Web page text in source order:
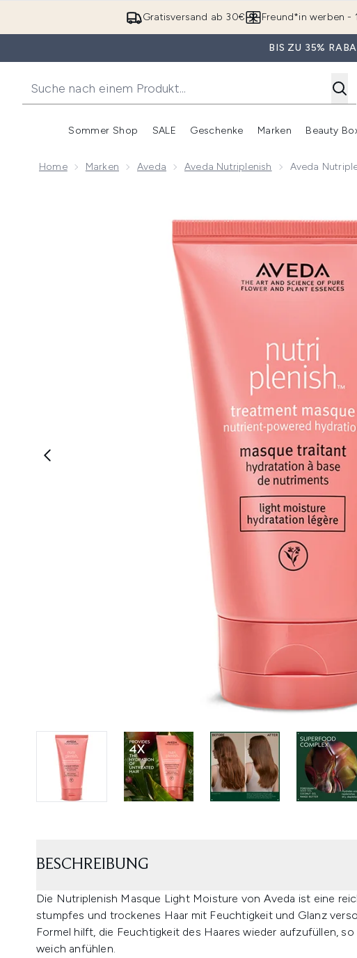
Gratisversand ab 30€ Freund*in werben -
BIS ZU 35%
Sommer Shop
Untermenü Anmelden (Sommer Shop)
SALE
Untermenü Anmelden (SALE)
Geschenke Marken Beauty
Home Marken Aveda Aveda Nutriplenish Aveda
BESCHREIBUNG
Die Nutriplenish Masque Light Moisture von Aveda ist eine
stumpfes und trockenes Haar mit Feuchtigkeit und Glanz
Formel hilft, die Feuchtigkeit des Haares wieder aufzufüllen,
weich anfühlen.